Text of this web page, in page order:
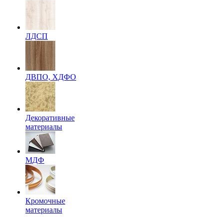
ЛДСП
ДВПО, ХДФО
Декоративные
материалы
МДФ
Кромочные
материалы